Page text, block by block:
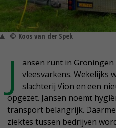
© Koos van der Spek
J
ansen runt in Groningen
vleesvarkens. Wekelijks
slachterij Vion en een
opgezet. Jansen noemt
transport belangrijk.
ziektes tussen bedrijven